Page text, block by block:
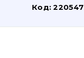
Код:220547